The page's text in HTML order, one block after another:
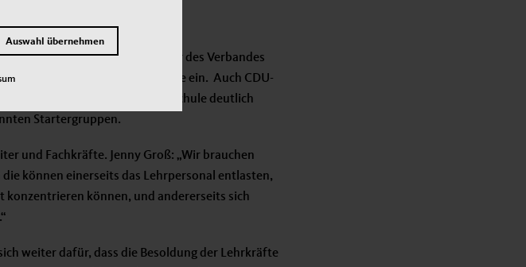
Lars Lamowski, Vorsitzender des Verbandes
in die Debatte ein. Auch CDU-
von der Kita in die Grundschule deutlich
Startergruppen.
und Fachkräfte. Jenny Groß: „Wir brauchen
können einerseits das Lehrpersonal entlasten,
konzentrieren können, und andererseits sich
weiter dafür, dass die Besoldung der Lehrkräfte
Auswahl übernehmen